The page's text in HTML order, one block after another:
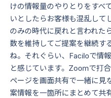
けの情報量のやりとりをすべ
いとしたらお客様も混乱して
のみの時代に戻れと言われた
数を維持してご提案を継続す
ね。それぐらい、Faciloで情
と感じています。Zoomで打
ページを画面共有で一緒に見
案情報を一箇所にまとめて共